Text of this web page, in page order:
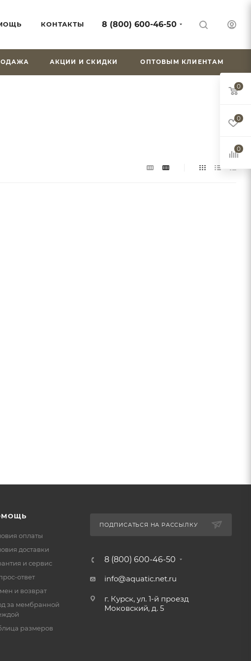
КОНТАКТЫ 8 (800) 600-46-50
АКЦИИ И СКИДКИ ОПТОВЫМ КЛИЕНТАМ
оплаты
доставки
и сервис
ответ
и возврат
за мембранной
размеров
ПОДПИСАТЬСЯ НА РАССЫЛКУ
8 (800) 600-46-50
info@aquatic.net.ru
г. Курск, ул. 1-й проезд
Моковский, д. 5
0
0
0